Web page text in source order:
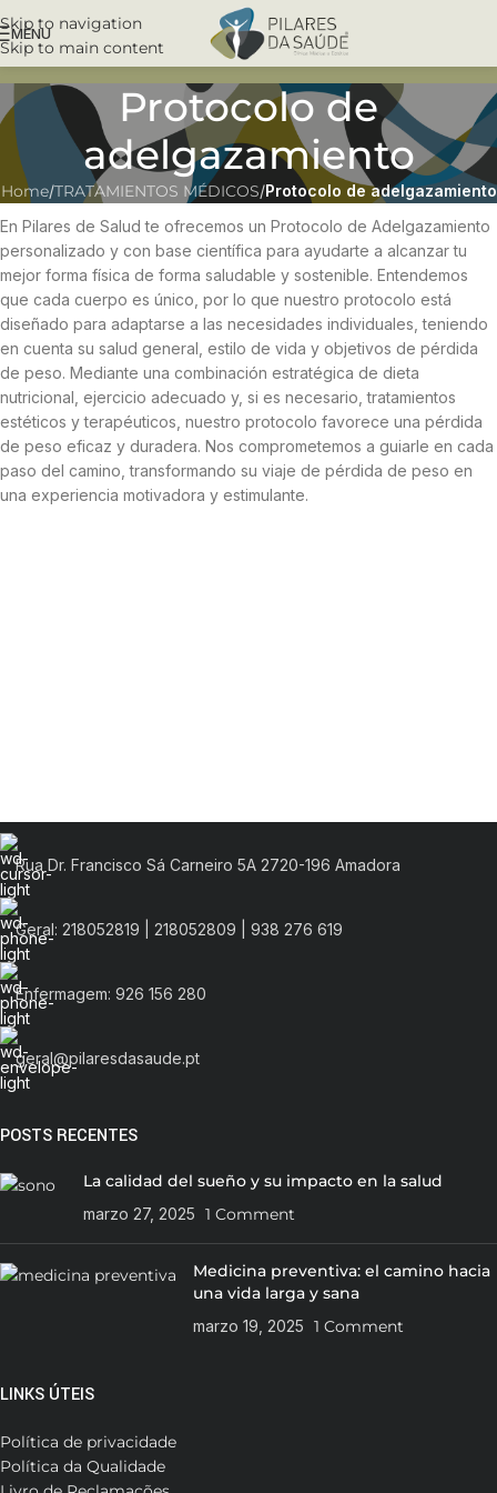
Skip to navigation
Skip to main content
MENU
Protocolo de
adelgazamiento
Home/TRATAMIENTOS MÉDICOS/Protocolo de adelgazamiento
En Pilares de Salud te ofrecemos un Protocolo de Adelgazamiento
personalizado y con base científica para ayudarte a alcanzar tu
mejor forma física de forma saludable y sostenible. Entendemos
que cada cuerpo es único, por lo que nuestro protocolo está
diseñado para adaptarse a las necesidades individuales, teniendo
en cuenta su salud general, estilo de vida y objetivos de pérdida
de peso. Mediante una combinación estratégica de dieta
nutricional, ejercicio adecuado y, si es necesario, tratamientos
estéticos y terapéuticos, nuestro protocolo favorece una pérdida
de peso eficaz y duradera. Nos comprometemos a guiarle en cada
paso del camino, transformando su viaje de pérdida de peso en
una experiencia motivadora y estimulante.
Rua Dr. Francisco Sá Carneiro 5A 2720-196 Amadora
Geral: 218052819 | 218052809 | 938 276 619
Enfermagem: 926 156 280
geral@pilaresdasaude.pt
POSTS RECENTES
La calidad del sueño y su impacto en la salud
marzo 27, 2025 1 Comment
Medicina preventiva: el camino hacia
una vida larga y sana
marzo 19, 2025 1 Comment
LINKS ÚTEIS
Política de privacidade
Política da Qualidade